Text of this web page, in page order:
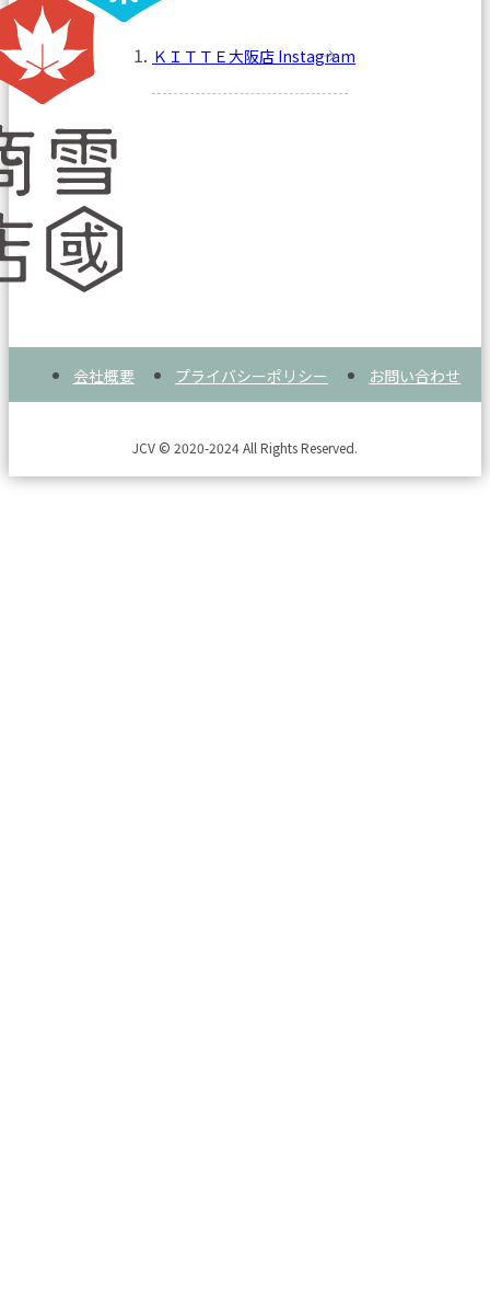
ＫＩＴＴＥ大阪店 Instagram
会社概要 プライバシーポリシー お問い合わせ
JCV © 2020-2024 All Rights Reserved.